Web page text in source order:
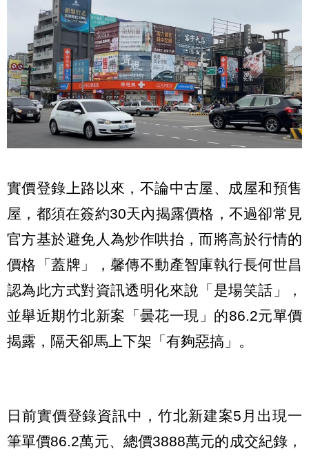
實價登錄上路以來，不論中古屋、成屋和預售
屋，都須在簽約30天內揭露價格，不過卻常見
官方基於避免人為炒作哄抬，而將高於行情的
價格「蓋牌」，馨傳不動產智庫執行長何世昌
認為此方式對資訊透明化來說「是場笑話」，
並舉近期竹北新案「曇花一現」的86.2元單價
揭露，隔天卻馬上下架「有夠惡搞」。
日前實價登錄資訊中，竹北新建案5月出現一
筆單價86.2萬元、總價3888萬元的成交紀錄，